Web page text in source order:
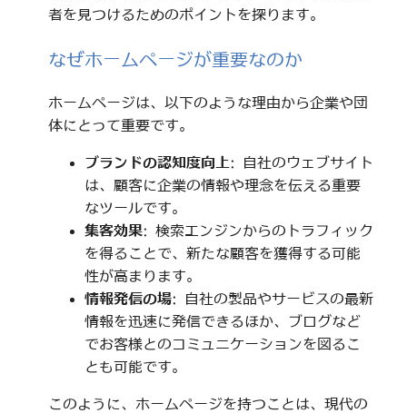
者を見つけるためのポイントを探ります。
なぜホームページが重要なのか
ホームページは、以下のような理由から企業や団
体にとって重要です。
ブランドの認知度向上: 自社のウェブサイト
は、顧客に企業の情報や理念を伝える重要
なツールです。
集客効果: 検索エンジンからのトラフィック
を得ることで、新たな顧客を獲得する可能
性が高まります。
情報発信の場: 自社の製品やサービスの最新
情報を迅速に発信できるほか、ブログなど
でお客様とのコミュニケーションを図るこ
とも可能です。
このように、ホームページを持つことは、現代の